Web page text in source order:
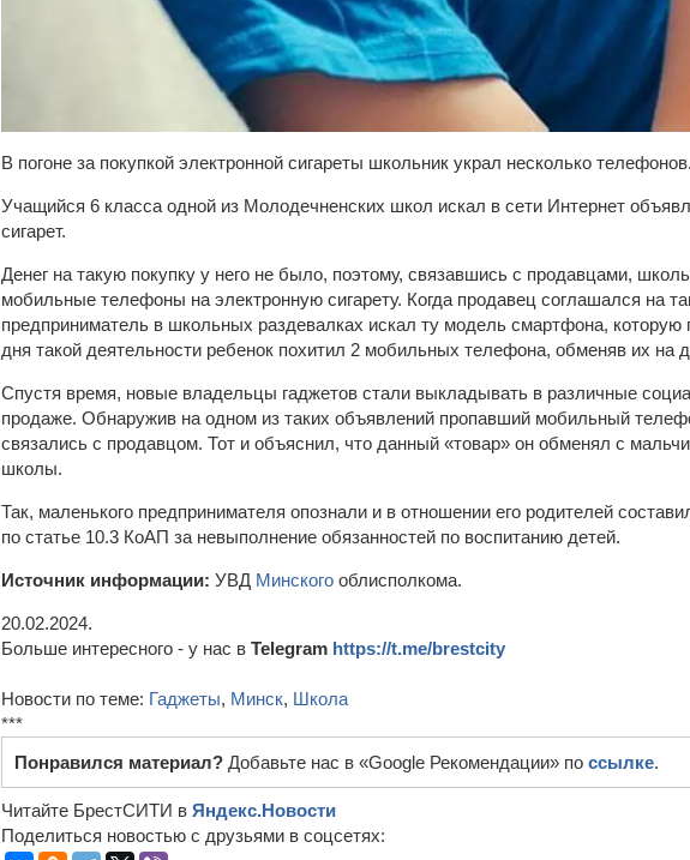
В погоне за покупкой электронной сигареты школьник украл несколько телефонов.
Учащийся 6 класса одной из Молодечненских школ искал в сети Интернет
сигарет.
Денег на такую покупку у него не было, поэтому, связавшись с продавцами,
мобильные телефоны на электронную сигарету. Когда продавец соглашался на
предприниматель в школьных раздевалках искал ту модель смартфона,
дня такой деятельности ребенок похитил 2 мобильных телефона, обменяв их на
Спустя время, новые владельцы гаджетов стали выкладывать в различные
продаже. Обнаружив на одном из таких объявлений пропавший мобильный
связались с продавцом. Тот и объяснил, что данный «товар» он обменял с
школы.
Так, маленького предпринимателя опознали и в отношении его родителей
по статье 10.3 КоАП за невыполнение обязанностей по воспитанию детей.
Источник информации: УВД Минского облисполкома.
20.02.2024.
Больше интересного - у нас в Telegram https://t.me/brestcity
Новости по теме: Гаджеты, Минск, Школа
***
Понравился материал? Добавьте нас в «Google Рекомендации» по ссылке.
Читайте БрестСИТИ в Яндекс.Новости
Поделиться новостью с друзьями в соцсетях: